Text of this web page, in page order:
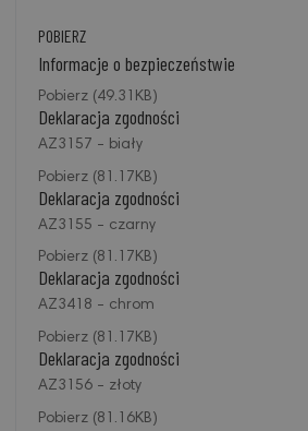
POBIERZ
Informacje o bezpieczeństwie
Pobierz (49.31KB)
Deklaracja zgodności
AZ3157 - biały
Pobierz (81.17KB)
Deklaracja zgodności
AZ3155 - czarny
Pobierz (81.17KB)
Deklaracja zgodności
AZ3418 - chrom
Pobierz (81.17KB)
Deklaracja zgodności
AZ3156 - złoty
Pobierz (81.16KB)